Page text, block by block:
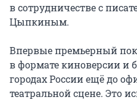
в сотрудничестве с
Цыпкиным.
Впервые премьерный
в формате киноверсии и
городах России ещё до
театральной сцене. Это